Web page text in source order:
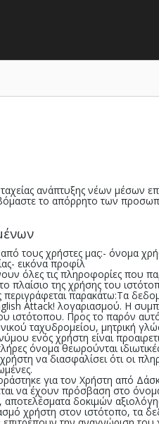
ανάπτυξης νέων μέσων
το απόρρητο των
τους χρήστες μας:- όνομα
εικόνα προφίλ
όλες τις πληροφορίες που
πλαίσιο της χρήσης του
παρακάτω:Τα
Attack! λογαριασμού. Η
ιστότοπου. Προς το παρόν
ταχυδρομείου, μητρική
ενός χρήστη είναι
όνομα θεωρούνται
να διασφαλίσει ότι οι
για τον Χρήστη από
να έχουν πρόσβαση στο
δοκιμών
χρήστη στον ιστότοπο, τα